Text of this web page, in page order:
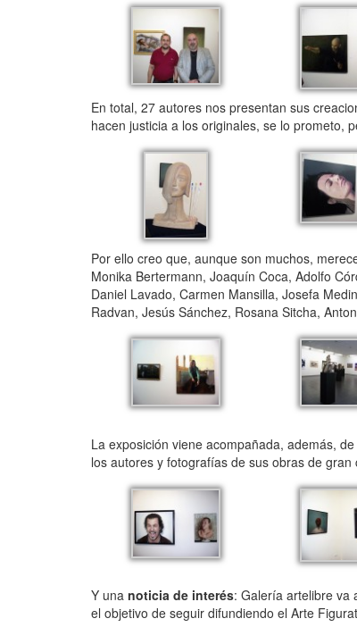
En total, 27 autores nos presentan sus
hacen justicia a los originales, se lo prometo,
Por ello creo que, aunque son muchos,
Monika Bertermann, Joaquín Coca, Adolfo
Daniel Lavado, Carmen Mansilla, Josefa
Radvan, Jesús Sánchez, Rosana Sitcha,
La exposición viene acompañada, además,
los autores y fotografías de sus obras de gran
Y una noticia de interés: Galería artelibre va
el objetivo de seguir difundiendo el Arte